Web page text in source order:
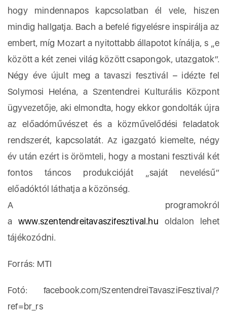
hogy mindennapos kapcsolatban él vele, hiszen
mindig hallgatja. Bach a befelé figyelésre inspirálja az
embert, míg Mozart a nyitottabb állapotot kínálja, s „e
között a két zenei világ között csapongok, utazgatok”.
Négy éve újult meg a tavaszi fesztivál – idézte fel
Solymosi Heléna, a Szentendrei Kulturális Központ
ügyvezetője, aki elmondta, hogy ekkor gondolták újra
az előadóművészet és a közművelődési feladatok
rendszerét, kapcsolatát. Az igazgató kiemelte, négy
év után ezért is örömteli, hogy a mostani fesztivál két
fontos táncos produkcióját „saját nevelésű”
előadóktól láthatja a közönség.
A programokról
awww.szentendreitavaszifesztival.hu oldalon lehet
tájékozódni.
Forrás: MTI
Fotó: facebook.com/SzentendreiTavasziFesztival/?
ref=br_rs